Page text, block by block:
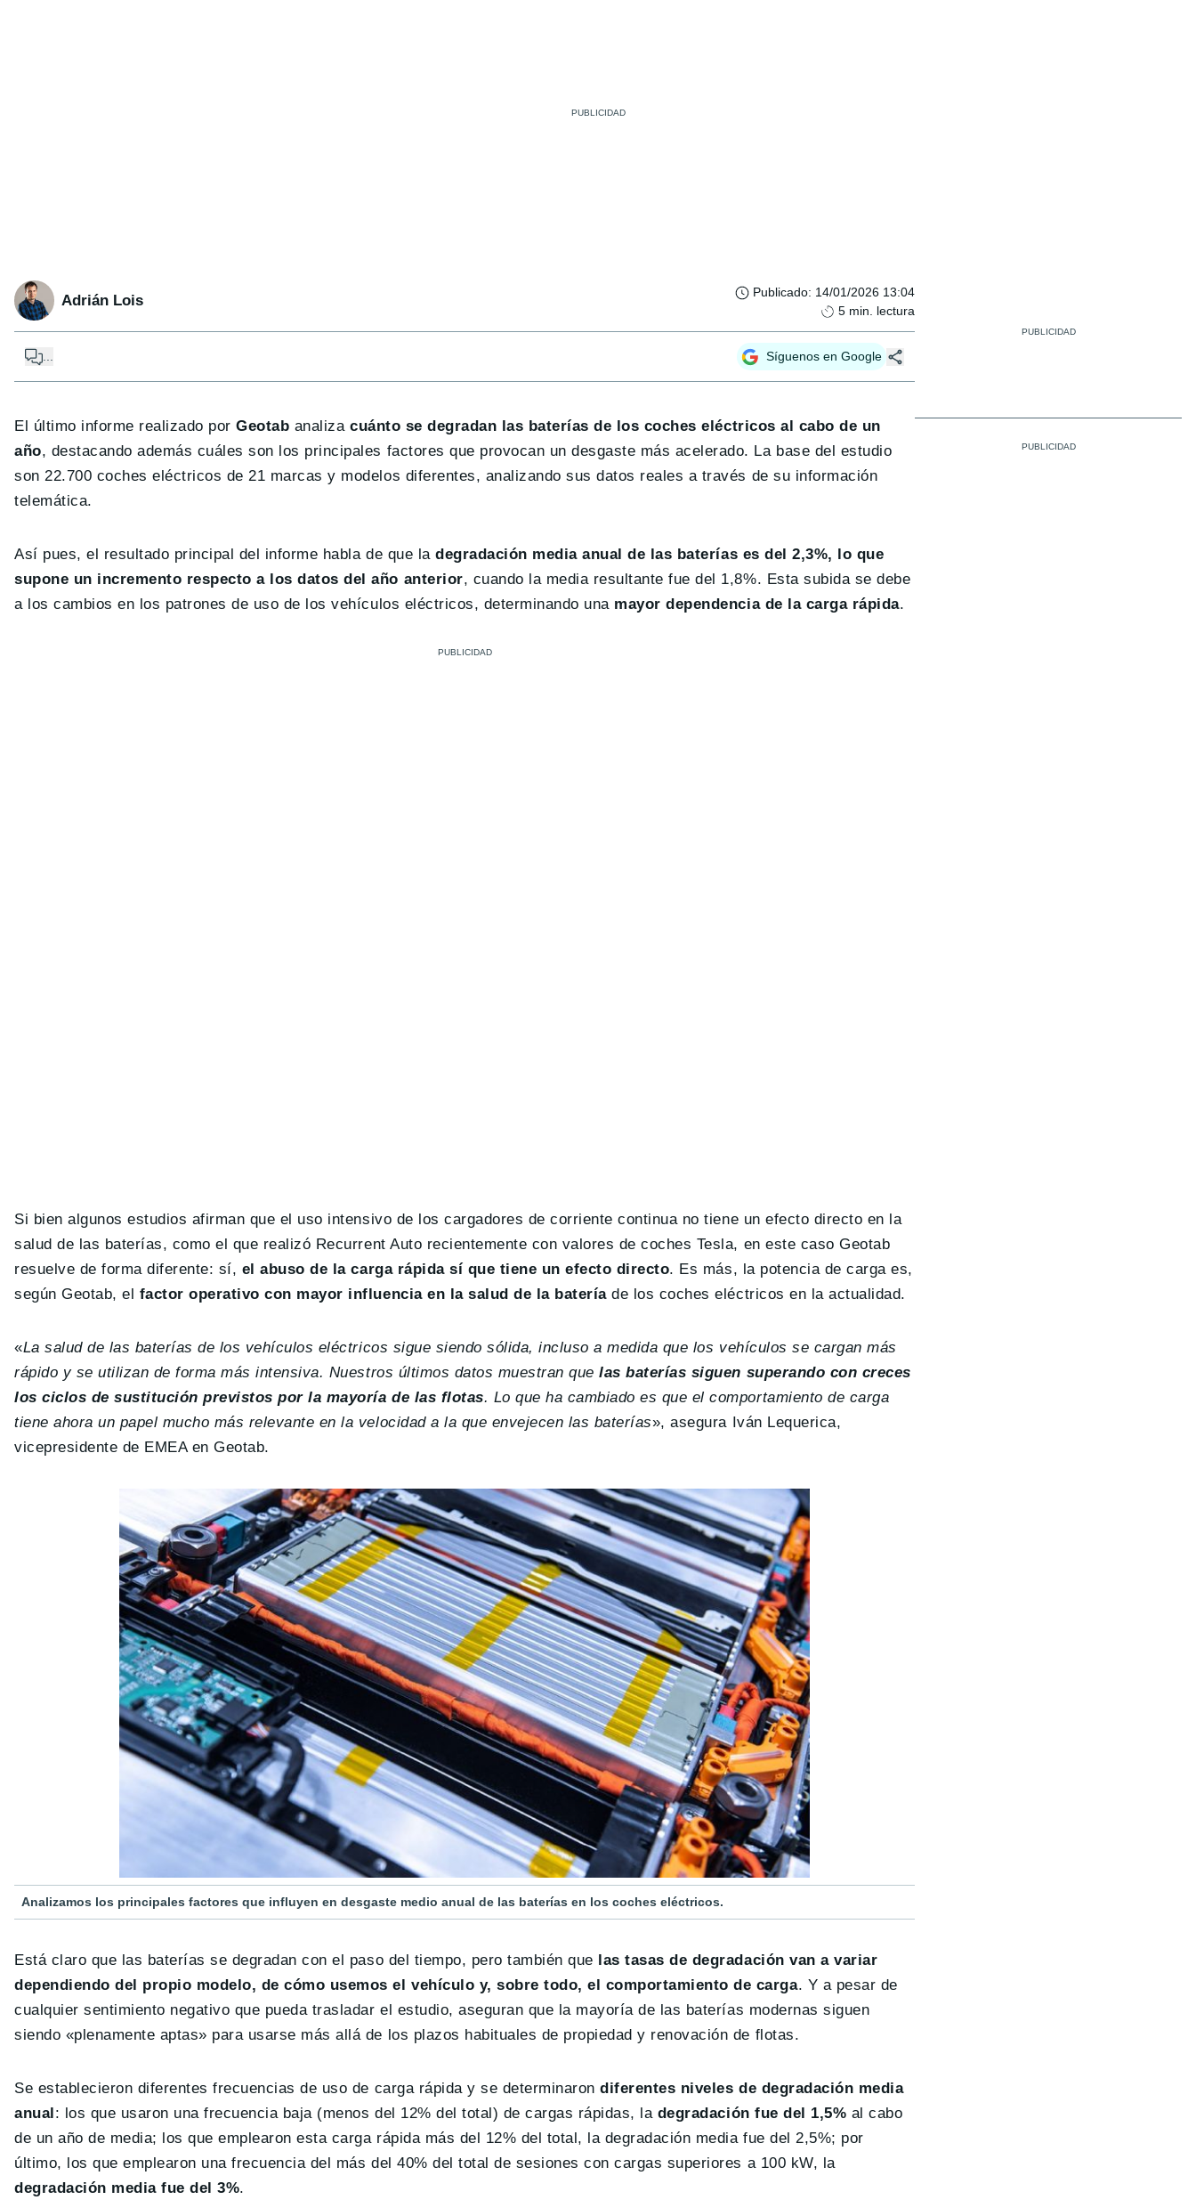
Adrián Lois Publicado: 14/01/2026 13:04
5 min. lectura
... Síguenos en Google
El último informe realizado porGeotab analiza cuánto se degradan las baterías de los coches eléctricos al cabo de un
año, destacando además cuáles son los principales factores que provocan un desgaste más acelerado. La base del estudio
son 22.700 coches eléctricos de 21 marcas y modelos diferentes, analizando sus datos reales a través de su información
telemática.
Así pues, el resultado principal del informe habla de que ladegradación media anual de las baterías es del 2,3%, lo que
supone un incremento respecto a los datos del año anterior, cuando la media resultante fue del 1,8%. Esta subida se debe
a los cambios en los patrones de uso de los vehículos eléctricos, determinando una mayor dependencia de la carga rápida.
Si bien algunos estudios afirman que el uso intensivo de los cargadores de corriente continua no tiene un efecto directo en la
salud de las baterías, como el que realizó Recurrent Auto recientemente con valores de coches Tesla, en este caso Geotab
resuelve de forma diferente: sí, el abuso de la carga rápida sí que tiene un efecto directo. Es más, la potencia de carga es,
según Geotab, el factor operativo con mayor influencia en la salud de la bateríade los coches eléctricos en la actualidad.
«La salud de las baterías de los vehículos eléctricos sigue siendo sólida, incluso a medida que los vehículos se cargan más
rápido y se utilizan de forma más intensiva. Nuestros últimos datos muestran quelas baterías siguen superando con creces
los ciclos de sustitución previstos por la mayoría de las flotas. Lo que ha cambiado es que el comportamiento de carga
tiene ahora un papel mucho más relevante en la velocidad a la que envejecen las baterías», asegura Iván Lequerica,
vicepresidente de EMEA en Geotab.
Analizamos los principales factores que influyen en desgaste medio anual de las baterías en los coches eléctricos.
Está claro que las baterías se degradan con el paso del tiempo, pero también que las tasas de degradación van a variar
dependiendo del propio modelo, de cómo usemos el vehículo y, sobre todo, el comportamiento de carga. Y a pesar de
cualquier sentimiento negativo que pueda trasladar el estudio, aseguran que la mayoría de las baterías modernas siguen
siendo «plenamente aptas» para usarse más allá de los plazos habituales de propiedad y renovación de flotas.
Se establecieron diferentes frecuencias de uso de carga rápida y se determinarondiferentes niveles de degradación media
anual: los que usaron una frecuencia baja (menos del 12% del total) de cargas rápidas, la degradación fue del 1,5% al cabo
de un año de media; los que emplearon esta carga rápida más del 12% del total, la degradación media fue del 2,5%; por
último, los que emplearon una frecuencia del más del 40% del total de sesiones con cargas superiores a 100 kW, la
degradación media fue del 3%.